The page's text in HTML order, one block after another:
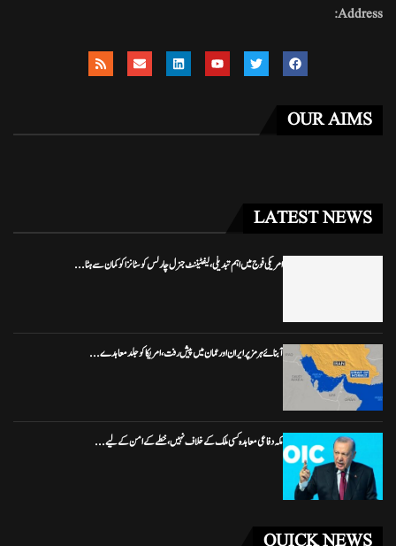
Address:
OUR AIMS
LATEST NEWS
امریکی فوج میں اہم تبدیلی، لیفٹیننٹ جنرل چارلس کوسٹانزا کو کمان سے ہٹا...
آبنائے ہرمز پر ایران اور عمان میں پیش رفت، امریکا کو جلد معاہدے...
مکہ دفاعی معاہدہ کسی ملک کے خلاف نہیں، خطے کے امن کے لیے...